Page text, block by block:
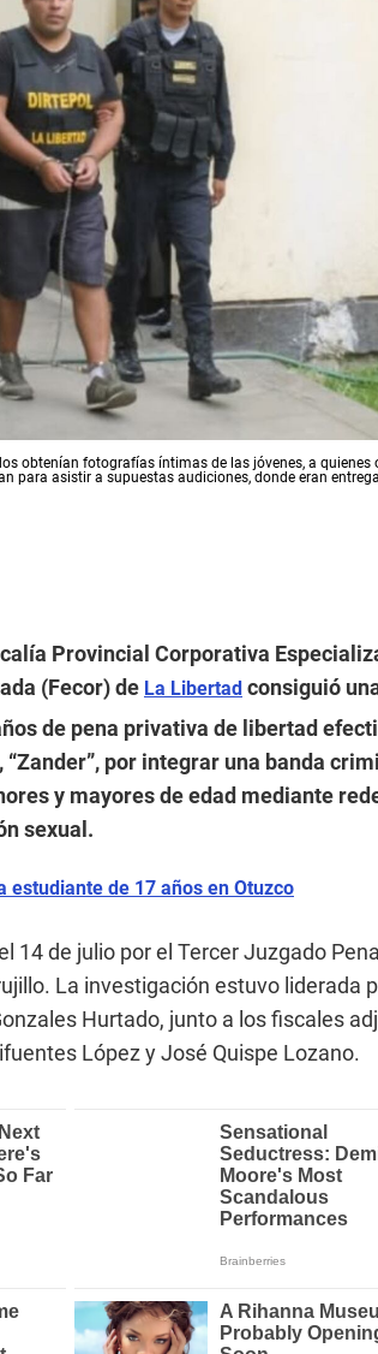
obtenían fotografías íntimas de las jóvenes, a quienes
para asistir a supuestas audiciones, donde eran
Provincial Corporativa
(Fecor) de La Libertad consiguió
de pena privativa de libertad
por integrar una banda
y mayores de edad mediante
sexual.
estudiante de 17 años en Otuzco
14 de julio por el Tercer Juzgado
La investigación estuvo liderada
Hurtado, junto a los fiscales
López y José Quispe Lozano.